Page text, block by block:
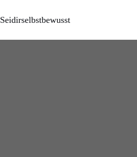
Seidirselbstbewusst